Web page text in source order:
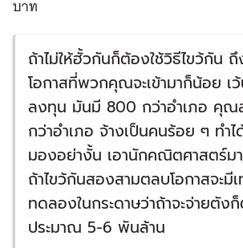
บาท
ถ้าไม่ให้ฮั้วกันก็ต้องใช้วิธีไขว้กัน
โอกาสที่พวกคุณจะเข้ามาก็น้อย เ
ลงทุน มันมี 800 กว่าอำเภอ คุ
กว่าอำเภอ จ้างเป็นคนร้อย ๆ ทำไ
มองอย่างั้น เอานักคณิตศาสตร์
ถ้าไขว้กันสองสามตลบโอกาสจะมีเ
ทดลองในกระดาษว่าถ้าจะจ่ายตัง
ประมาณ 5-6 พันล้าน